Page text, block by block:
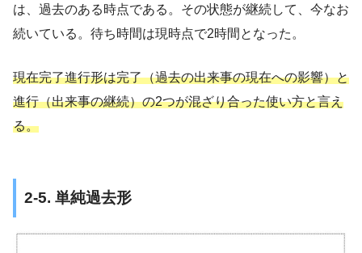
は、過去のある時点である。その状態が継続して、今なお
続いている。待ち時間は現時点で2時間となった。
現在完了進行形は完了（過去の出来事の現在への影響）と
進行（出来事の継続）の2つが混ざり合った使い方と言え
る。
2-5. 単純過去形